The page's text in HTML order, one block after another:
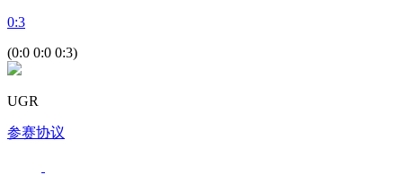
0:3
(0:0 0:0 0:3)
UGR
参赛协议